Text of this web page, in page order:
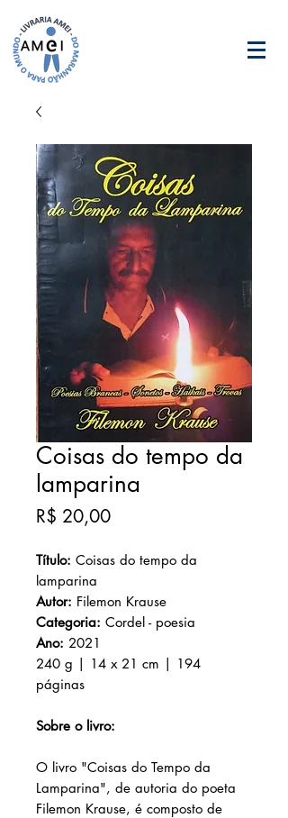
Coisas do tempo da
lamparina
R$ 20,00Preço
Título: Coisas do tempo da
lamparina
Autor: Filemon Krause
Categoria: Cordel - poesia
Ano: 2021
240 g | 14 x 21 cm | 194
páginas
Sobre o livro:
O livro "Coisas do Tempo da
Lamparina", de autoria do poeta
Filemon Krause, é composto de